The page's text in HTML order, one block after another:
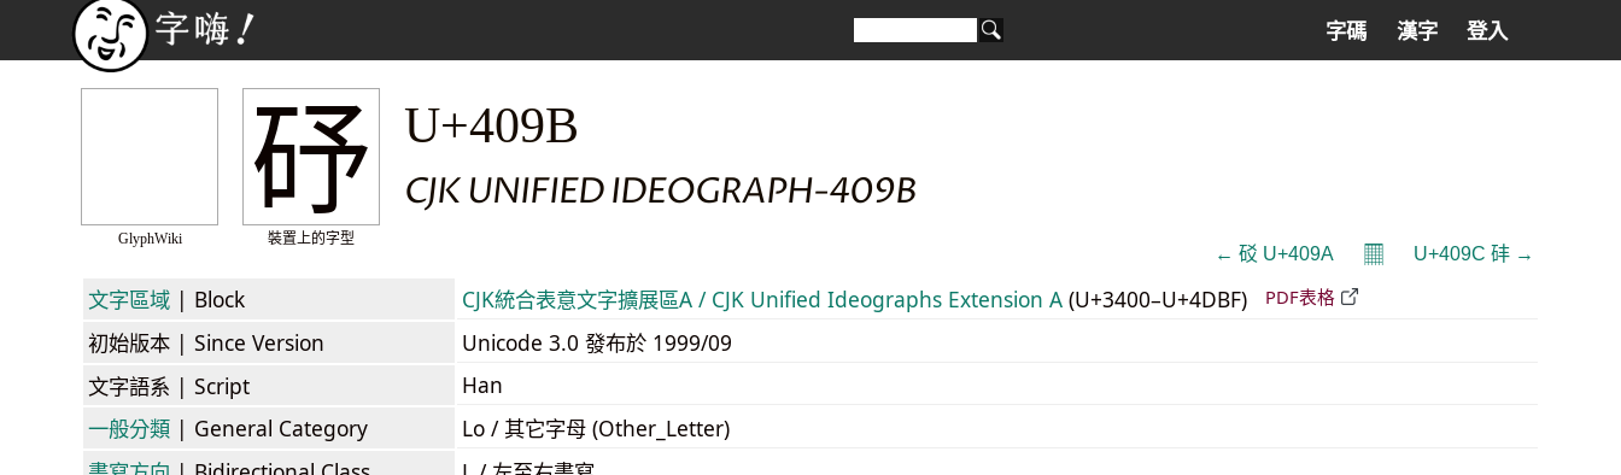
字碼 漢字 登入
GlyphWiki
䂛
裝置上的字型
U+409B
CJK UNIFIED IDEOGRAPH-409B
← 䂚 U+409A 𝄜 U+409C 䂜 →
文字區域 | Block CJK統合表意文字擴展區A / CJK Unified Ideographs Extension A (U+3400–U+4DBF) PDF表格
初始版本 | Since Version
Unicode 3.0 發布於 1999/09
文字語系 | Script
Han
一般分類 | General Category
Lo / 其它字母 (Other_Letter)